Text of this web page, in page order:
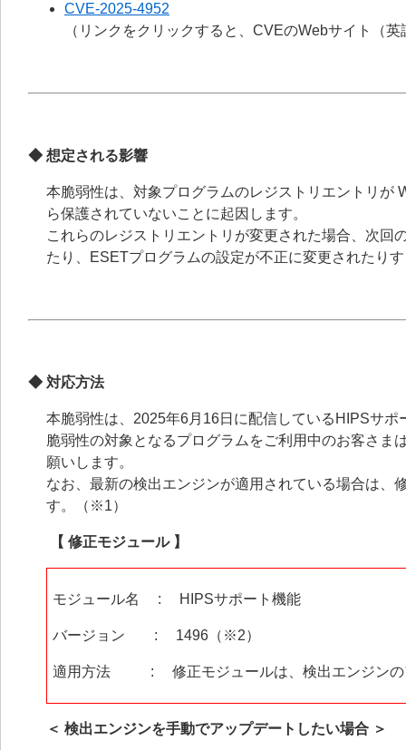
CVE-2025-4952
（リンクをクリックすると、CVEのWebサイト（
◆ 想定される影響
本脆弱性は、対象プログラムのレジストリエントリが
ら保護されていないことに起因します。
これらのレジストリエントリが変更された場合、次
たり、ESETプログラムの設定が不正に変更されたり
◆ 対応方法
本脆弱性は、2025年6月16日に配信しているHIPSサ
脆弱性の対象となるプログラムをご利用中のお客さ
願いします。
なお、最新の検出エンジンが適用されている場合は、
す。（※1）
【 修正モジュール 】
モジュール名 : HIPSサポート機能
バージョン : 1496（※2）
適用方法 : 修正モジュールは、検出エンジンのア
＜ 検出エンジンを手動でアップデートしたい場合 ＞